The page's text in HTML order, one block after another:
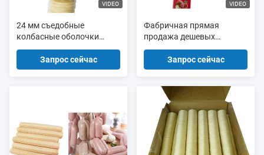
VIDEO
24 мм съедобные
колбасные оболочки
натуральный цвет
Колагенный оболочки для
курительных колбас
Запрос сейчас
VIDEO
Фабричная прямая
продажа дешевых
оптовых полиамидных
пластиковых колбасных
оболочек
Запрос сейчас